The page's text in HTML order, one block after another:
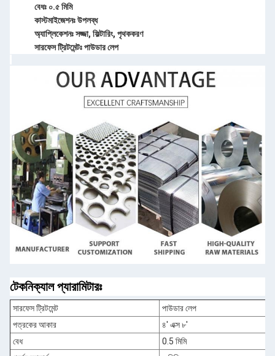
বেধঃ ০.৫ মিমি
কাস্টমাইজেশনঃ উপলব্ধ
অ্যাপ্লিকেশনঃ সজ্জা, ফিল্টারিং, পৃথককরণ
সারফেস ট্রিটমেন্টঃ পাউডার লেপ
টেকনিক্যাল প্যারামিটারঃ
সারফেস ট্রিটমেন্ট
পাউডার লেপ
পত্রকের আকার
৪' এক্স ৮'
বেধ
0.5 মিমি